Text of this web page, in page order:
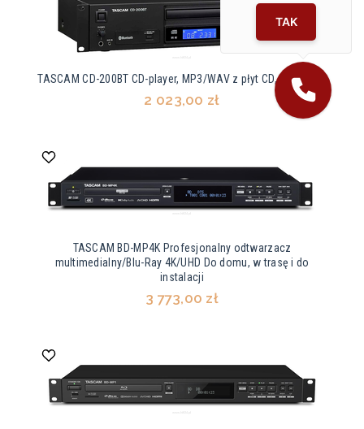
TASCAM CD-200BT CD-player, MP3/WAV z płyt CD, Bluetooth
2 023,00 zł
TASCAM BD-MP4K Profesjonalny odtwarzacz
multimedialny/Blu-Ray 4K/UHD Do domu, w trasę i do
instalacji
3 773,00 zł
TAK